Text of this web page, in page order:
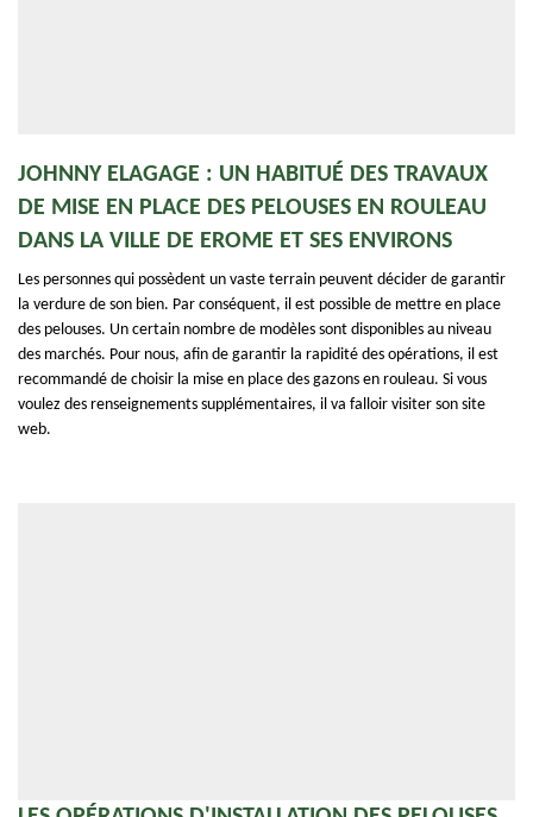
JOHNNY ELAGAGE : UN HABITUÉ DES TRAVAUX
DE MISE EN PLACE DES PELOUSES EN ROULEAU
DANS LA VILLE DE EROME ET SES ENVIRONS
Les personnes qui possèdent un vaste terrain peuvent décider de garantir
la verdure de son bien. Par conséquent, il est possible de mettre en place
des pelouses. Un certain nombre de modèles sont disponibles au niveau
des marchés. Pour nous, afin de garantir la rapidité des opérations, il est
recommandé de choisir la mise en place des gazons en rouleau. Si vous
voulez des renseignements supplémentaires, il va falloir visiter son site
web.